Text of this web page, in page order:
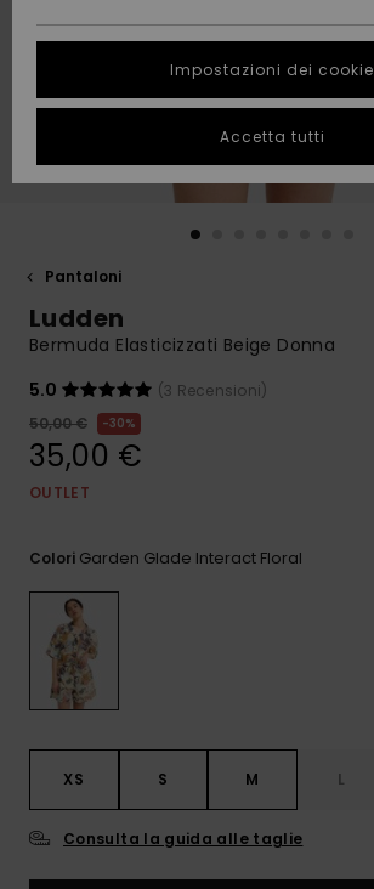
Scoprire
Scoprire
Guida alle
conversazione
per ottenere
la risposta
più rapida
alla tua
Trova le
risposte alle
domande
Consulta
APP
Pantaloni
Ludden
Bermuda Elasticizzati Beige Donna
5.0
(3 Recensioni)
50,00 €
30%
35,00 €
OUTLET
Colori Garden Glade Interact Floral
XS S M L
Consulta la guida alle taglie
Impostazioni dei cookie
Accetta tutti